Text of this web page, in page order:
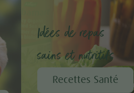
Idées de repas
sains et nutritifs
Recettes Santé